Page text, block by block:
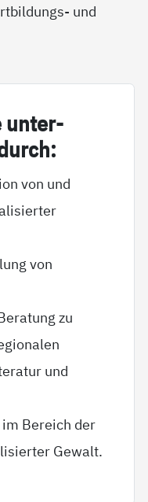
und
un­ter­
von und
von
zu
und
Bereich der
Gewalt.